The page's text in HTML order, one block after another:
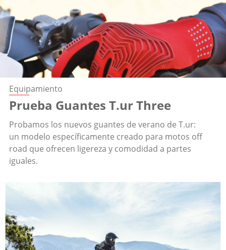
Equipamiento
Prueba Guantes T.ur Three
Probamos los nuevos guantes de verano de T.ur:
un modelo específicamente creado para motos off
road que ofrecen ligereza y comodidad a partes
iguales.